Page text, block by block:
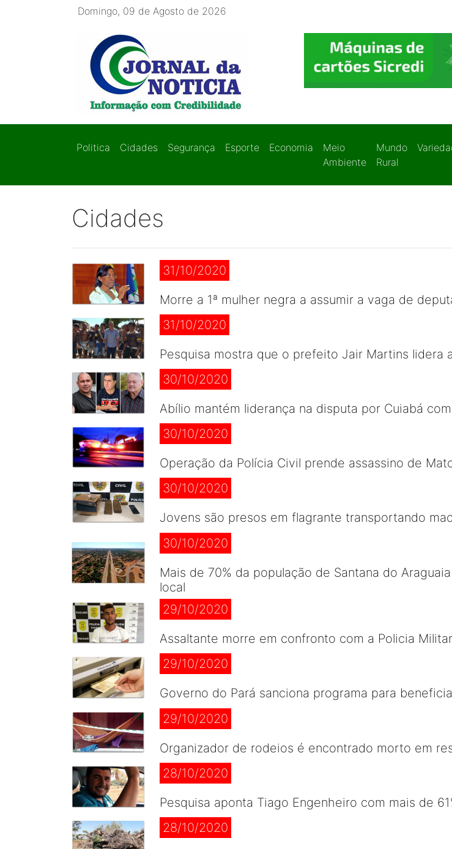
Domingo, 09 de Agosto de 2026
Politica Cidades Segurança Esporte Economia
Meio
Ambiente
Mundo
Rural
Cidades
31/10/2020
Morre a 1ª mulher negra a assumir a vaga de
31/10/2020
Pesquisa mostra que o prefeito Jair Martins lidera
30/10/2020
Abílio mantém liderança na disputa por Cuiabá
30/10/2020
Operação da Polícia Civil prende assassino de
30/10/2020
Jovens são presos em flagrante transportando
30/10/2020
Mais de 70% da população de Santana do
local
29/10/2020
Assaltante morre em confronto com a Policia
29/10/2020
Governo do Pará sanciona programa para
29/10/2020
Organizador de rodeios é encontrado morto em
28/10/2020
Pesquisa aponta Tiago Engenheiro com mais de
28/10/2020